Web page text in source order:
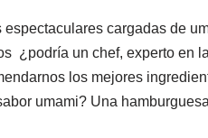
espectaculares cargadas de
¿podría un chef, experto en
los mejores
umami? Una